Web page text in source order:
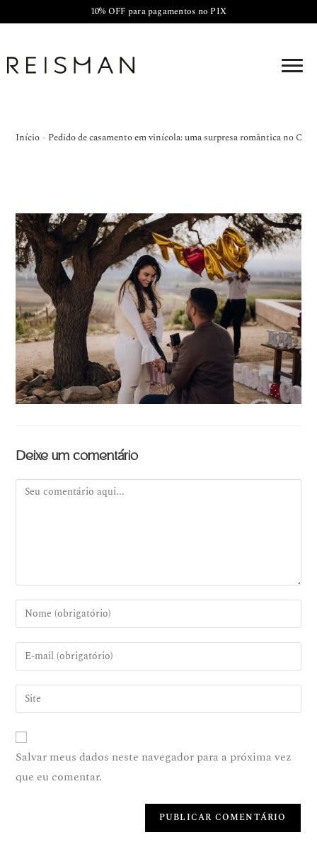
10% OFF para pagamentos no PIX
Início » Pedido de casamento em vinícola: uma surpresa romântica no
Deixe um comentário
Salvar meus dados neste navegador para a próxima vez
que eu comentar.